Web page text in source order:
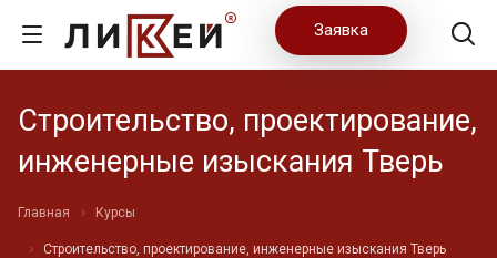
Заявка
Строительство, проектирование,
инженерные изыскания Тверь
Главная Курсы
Строительство, проектирование, инженерные изыскания Тверь